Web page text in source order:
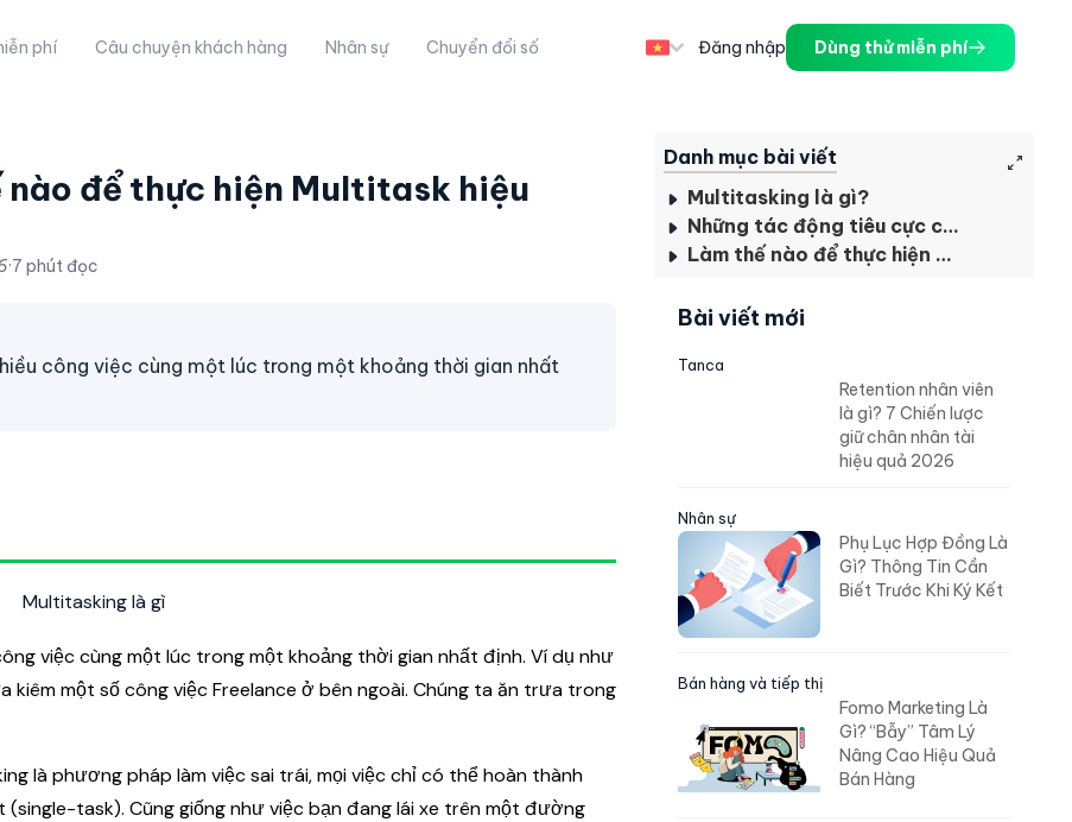
phí Câu chuyện khách hàng Nhân sự Chuyển đổi số Đăng nhập Dùng thử miễn phí
để thực hiện Multitask hiệu
·7 phút đọc
công việc cùng một lúc trong một khoảng thời gian nhất
việc cùng một lúc trong một khoảng thời gian nhất định. Ví dụ như
kiêm một số công việc Freelance ở bên ngoài. Chúng ta ăn trưa trong
là phương pháp làm việc sai trái, mọi việc chỉ có thể hoàn thành
task). Cũng giống như việc bạn đang lái xe trên một đường
Danh mục bài viết
Multitasking là gì?
Những tác động tiêu cực của Multitasking
Làm thế nào để thực hiện Multitask hiệu quả nhất?
Bài viết mới
Tanca
Retention nhân viên
là gì? 7 Chiến lược
giữ chân nhân tài
hiệu quả 2026
Nhân sự
Phụ Lục Hợp Đồng Là
Gì? Thông Tin Cần
Biết Trước Khi Ký Kết
Bán hàng và tiếp thị
Fomo Marketing Là
Gì? “Bẫy” Tâm Lý
Nâng Cao Hiệu Quả
Bán Hàng